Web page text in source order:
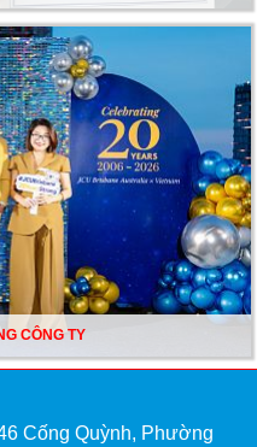
CÔNG TY
Cống Quỳnh, Phường